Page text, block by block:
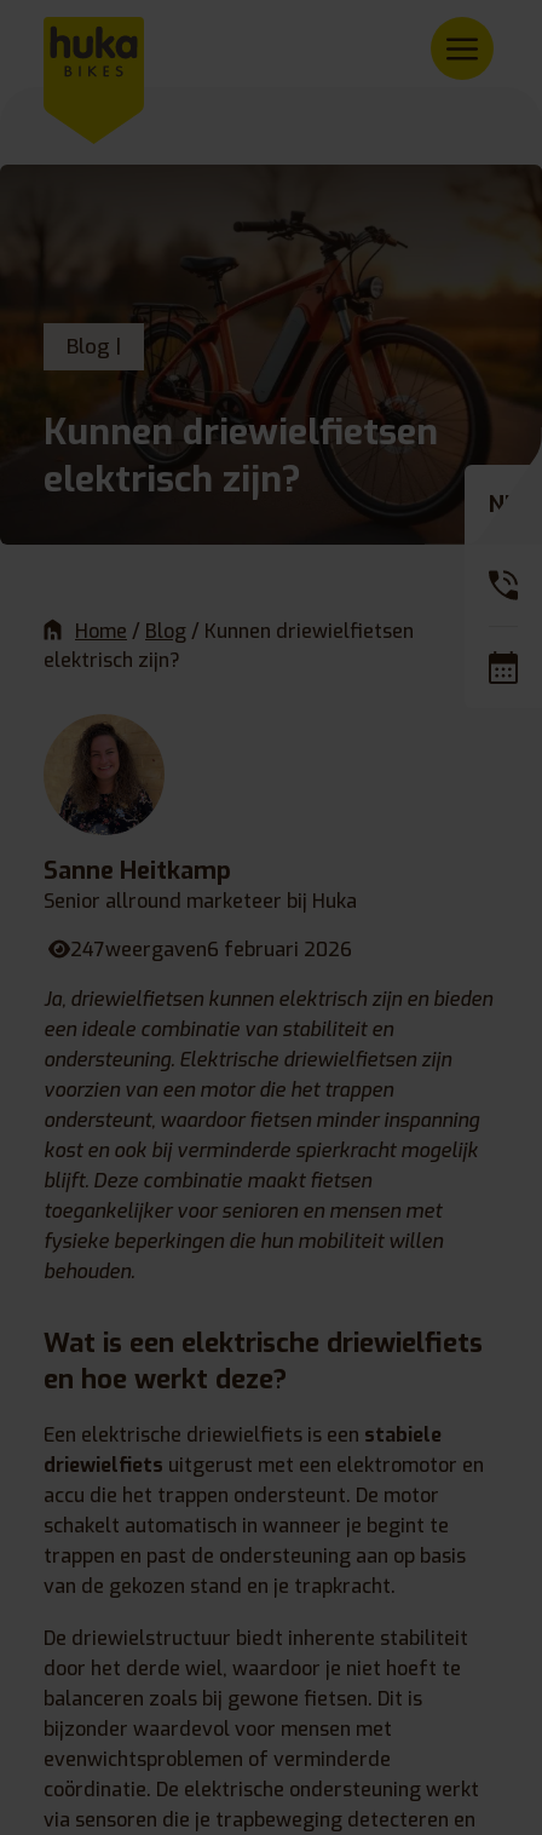
Blog |
Kunnen driewielfietsen
elektrisch zijn?
Home / Blog / Kunnen driewielfietsen
elektrisch zijn?
Sanne Heitkamp
Senior allround marketeer bij Huka
247weergaven6 februari 2026
Ja, driewielfietsen kunnen elektrisch zijn en bieden
een ideale combinatie van stabiliteit en
ondersteuning. Elektrische driewielfietsen zijn
voorzien van een motor die het trappen
ondersteunt, waardoor fietsen minder inspanning
kost en ook bij verminderde spierkracht mogelijk
blijft. Deze combinatie maakt fietsen
toegankelijker voor senioren en mensen met
fysieke beperkingen die hun mobiliteit willen
behouden.
Wat is een elektrische driewielfiets
en hoe werkt deze?
Een elektrische driewielfiets is een stabiele
driewielfiets uitgerust met een elektromotor en
accu die het trappen ondersteunt. De motor
schakelt automatisch in wanneer je begint te
trappen en past de ondersteuning aan op basis
van de gekozen stand en je trapkracht.
De driewielstructuur biedt inherente stabiliteit
door het derde wiel, waardoor je niet hoeft te
balanceren zoals bij gewone fietsen. Dit is
bijzonder waardevol voor mensen met
evenwichtsproblemen of verminderde
coördinatie. De elektrische ondersteuning werkt
via sensoren die je trapbeweging detecteren en
NL